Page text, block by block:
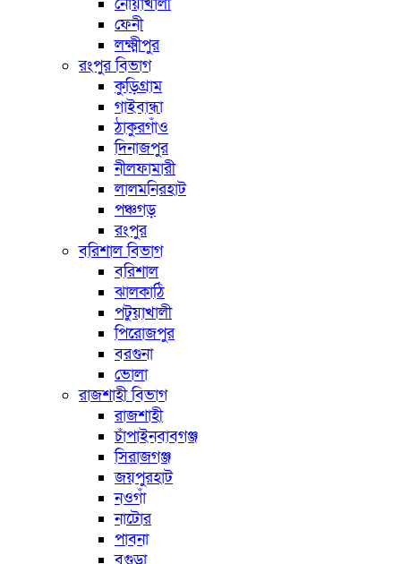
ফেনী
লক্ষ্মীপুর
রংপুর বিভাগ
কুড়িগ্রাম
গাইবান্ধা
ঠাকুরগাঁও
দিনাজপুর
নীলফামারী
লালমনিরহাট
পঞ্চগড়
রংপুর
বরিশাল বিভাগ
বরিশাল
ঝালকাঠি
পটুয়াখালী
পিরোজপুর
বরগুনা
ভোলা
রাজশাহী বিভাগ
রাজশাহী
চাঁপাইনবাবগঞ্জ
সিরাজগঞ্জ
জয়পুরহাট
নওগাঁ
নাটোর
পাবনা